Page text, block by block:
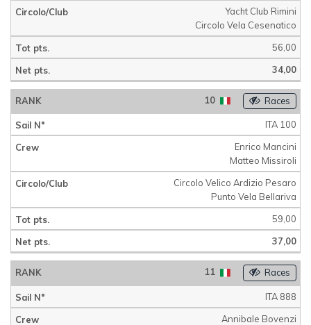
Yacht Club Rimini
Circolo Vela Cesenatico
56,00
34,00
10 Races
ITA 100
Enrico Mancini
Matteo Missiroli
Circolo Velico Ardizio Pesaro
Punto Vela Bellariva
59,00
37,00
11 Races
ITA 888
Annibale Bovenzi